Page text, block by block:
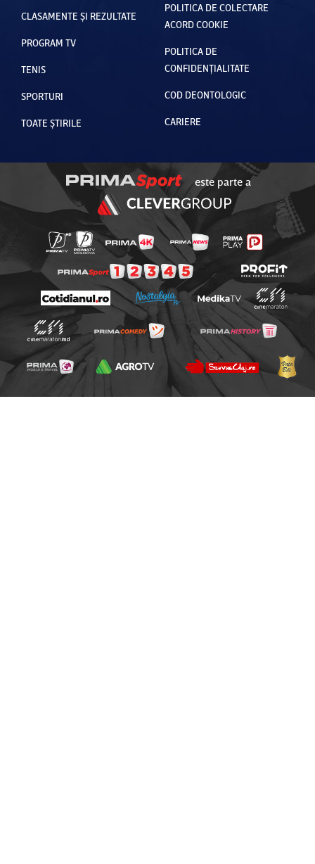
CLASAMENTE ȘI REZULTATE
PROGRAM TV
TENIS
SPORTURI
TOATE ȘTIRILE
POLITICA DE COLECTARE
ACORD COOKIE
POLITICA DE
CONFIDENȚIALITATE
COD DEONTOLOGIC
CARIERE
este parte a